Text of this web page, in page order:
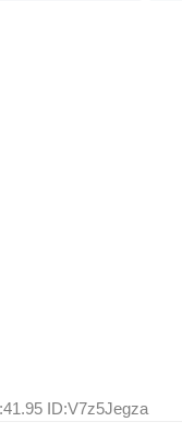
ID:V7z5Jegza